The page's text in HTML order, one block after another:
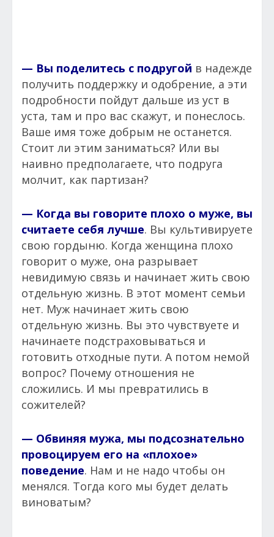
— Вы поделитесь с подругой в надежде
получить поддержку и одобрение, а эти
подробности пойдут дальше из уст в
уста, там и про вас скажут, и понеслось.
Ваше имя тоже добрым не останется.
Стоит ли этим заниматься? Или вы
наивно предполагаете, что подруга
молчит, как партизан?
— Когда вы говорите плохо о муже, вы
считаете себя лучше. Вы культивируете
свою гордыню. Когда женщина плохо
говорит о муже, она разрывает
невидимую связь и начинает жить свою
отдельную жизнь. В этот момент семьи
нет. Муж начинает жить свою
отдельную жизнь. Вы это чувствуете и
начинаете подстраховываться и
готовить отходные пути. А потом немой
вопрос? Почему отношения не
сложились. И мы превратились в
сожителей?
— Обвиняя мужа, мы подсознательно
провоцируем его на «плохое»
поведение. Нам и не надо чтобы он
менялся. Тогда кого мы будет делать
виноватым?